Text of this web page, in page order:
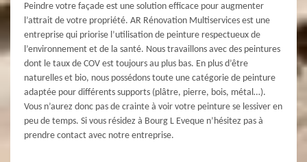
Peindre votre façade est une solution efficace pour augmenter
l’attrait de votre propriété. AR Rénovation Multiservices est une
entreprise qui priorise l’utilisation de peinture respectueux de
l’environnement et de la santé. Nous travaillons avec des peintures
dont le taux de COV est toujours au plus bas. En plus d’être
naturelles et bio, nous possédons toute une catégorie de peinture
adaptée pour différents supports (plâtre, pierre, bois, métal…).
Vous n’aurez donc pas de crainte à voir votre peinture se lessiver en
peu de temps. Si vous résidez à Bourg L Eveque n’hésitez pas à
prendre contact avec notre entreprise.